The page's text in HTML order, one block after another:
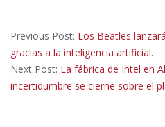
06-
13
Previous Post: Los Beatles
gracias a la inteligencia artificial.
Next Post: La fábrica de Intel en
incertidumbre se cierne sobre el